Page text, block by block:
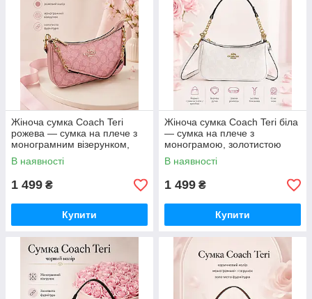
Жіноча сумка Coach Teri
рожева — сумка на плече з
монограмним візерунком,
золотистою фурнітурою та
ремінцем
В наявності
1 499 ₴
Купити
Жіноча сумка Coach Teri біла
— сумка на плече з
монограмою, золотистою
фурнітурою та ремінцем
В наявності
1 499 ₴
Купити